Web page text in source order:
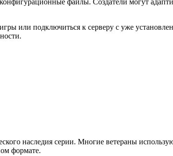
файлы. Создатели могут
или подключиться к серверу с уже
наследия серии. Многие ветераны
формате.